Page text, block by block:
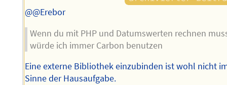
@@Erebor
Wenn du mit PHP und Datumswerten rechnen
würde ich immer Carbon benutzen
Eine externe Bibliothek einzubinden ist wohl nicht
Sinne der Hausaufgabe.